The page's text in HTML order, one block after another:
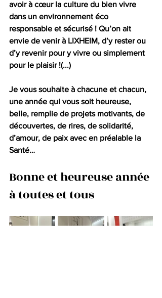
avoir à cœur la culture du bien vivre
dans un environnement éco
responsable et sécurisé ! Qu’on ait
envie de venir à LIXHEIM, d’y rester ou
d’y revenir pour y vivre ou simplement
pour le plaisir !(...)
Je vous souhaite à chacune et chacun,
une année qui vous soit heureuse,
belle, remplie de projets motivants, de
découvertes, de rires, de solidarité,
d’amour, de paix avec en préalable la
Santé…
Bonne et heureuse année
à toutes et tous